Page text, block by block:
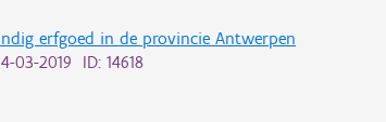
erfgoed in de provincie Antwerpen
03-2019 ID: 14618